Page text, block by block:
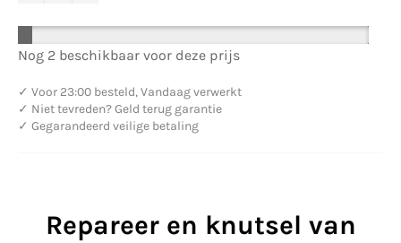
Nog 2 beschikbaar voor deze prijs
✓ Voor 23:00 besteld, Vandaag verwerkt
✓ Niet tevreden? Geld terug garantie
✓ Gegarandeerd veilige betaling
Repareer en knutsel van